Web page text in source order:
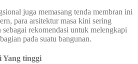
juga memasang tenda membran ini
para arsitektur masa kini sering
rekomendasi untuk melengkapi
pada suatu bangunan.
Yang tinggi